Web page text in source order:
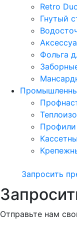
Retro
Гнутый
Фольга
Запросить
Отправьте нам